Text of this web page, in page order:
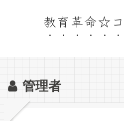
教育革命☆
管理者